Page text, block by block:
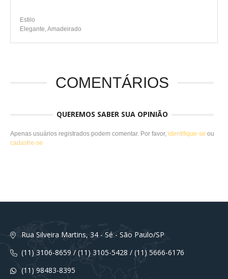
Estilo
Elegante, Amadeirado
COMENTÁRIOS
QUEREMOS SABER SUA OPINIÃO
Apenas usuários registrados podem comentar. Por favor, identifique-se ou
cadastre-se
Rua Silveira Martins, 34 - Sé - São Paulo/SP
(11) 3106-8659 / (11) 3105-5428 / (11) 5666-6176
(11) 98483-8395